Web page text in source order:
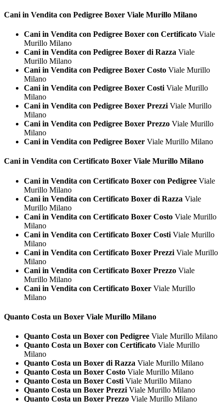
Cani in Vendita con Pedigree Boxer Viale Murillo Milano
Cani in Vendita con Pedigree Boxer con Certificato Viale
Murillo Milano
Cani in Vendita con Pedigree Boxer di Razza Viale
Murillo Milano
Cani in Vendita con Pedigree Boxer Costo Viale Murillo
Milano
Cani in Vendita con Pedigree Boxer Costi Viale Murillo
Milano
Cani in Vendita con Pedigree Boxer Prezzi Viale Murillo
Milano
Cani in Vendita con Pedigree Boxer Prezzo Viale Murillo
Milano
Cani in Vendita con Pedigree Boxer Viale Murillo Milano
Cani in Vendita con Certificato Boxer Viale Murillo Milano
Cani in Vendita con Certificato Boxer con Pedigree Viale
Murillo Milano
Cani in Vendita con Certificato Boxer di Razza Viale
Murillo Milano
Cani in Vendita con Certificato Boxer Costo Viale Murillo
Milano
Cani in Vendita con Certificato Boxer Costi Viale Murillo
Milano
Cani in Vendita con Certificato Boxer Prezzi Viale Murillo
Milano
Cani in Vendita con Certificato Boxer Prezzo Viale
Murillo Milano
Cani in Vendita con Certificato Boxer Viale Murillo
Milano
Quanto Costa un Boxer Viale Murillo Milano
Quanto Costa un Boxer con Pedigree Viale Murillo Milano
Quanto Costa un Boxer con Certificato Viale Murillo
Milano
Quanto Costa un Boxer di Razza Viale Murillo Milano
Quanto Costa un Boxer Costo Viale Murillo Milano
Quanto Costa un Boxer Costi Viale Murillo Milano
Quanto Costa un Boxer Prezzi Viale Murillo Milano
Quanto Costa un Boxer Prezzo Viale Murillo Milano